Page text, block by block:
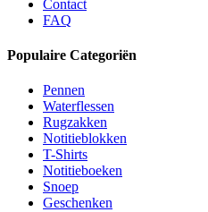
Contact
FAQ
Populaire Categoriën
Pennen
Waterflessen
Rugzakken
Notitieblokken
T-Shirts
Notitieboeken
Snoep
Geschenken